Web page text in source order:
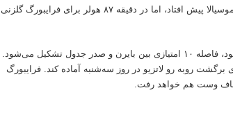
آخر برد. بایرن در نیمه دوم با ‏حرکت تکنیکی دیدنی موسیالا پیش افتاد، اما در دقیقه ۸۷ هولر برای فرایبورگ گلزنی
با این تساوی، اگر بایرلورکوزن روبه رو کلن پیروز شود، فاصله ۱۰ امتیازی بین بایرن و صدر جدول تشکیل می‌شود.
برگشت روبه رو لاتزیو در روز سه‌شنبه آماده کند. فرایبورگ
وست هم خواهد رفت.